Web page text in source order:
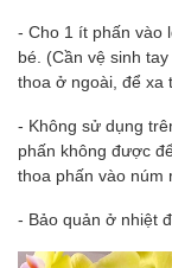
- Cho 1 ít phấn vào
bé. (Cần vệ sinh
thoa ở ngoài, để xa
- Không sử dụng
phấn không được
thoa phấn vào núm
- Bảo quản ở nhiệt